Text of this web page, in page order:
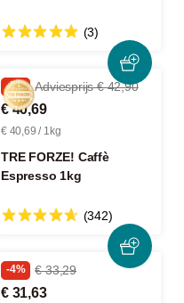
(3)
-5% Adviesprijs € 42,90
€ 40,69
€ 40,69 / 1kg
TRE FORZE! Caffè
Espresso 1kg
(342)
-4% € 33,29
€ 31,63